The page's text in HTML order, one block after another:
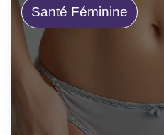
Santé Féminine